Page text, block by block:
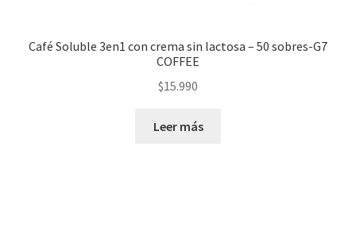
Café Soluble 3en1 con crema sin lactosa – 50 sobres-G7
COFFEE
$15.990
Leer más